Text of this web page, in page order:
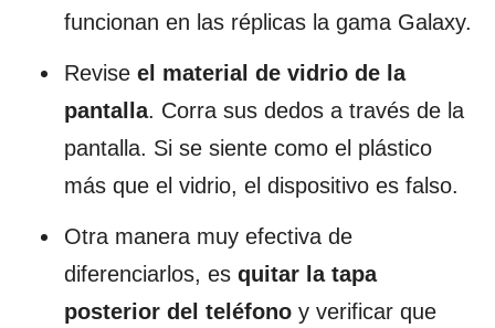
funcionan en las réplicas la gama Galaxy.
Revise el material de vidrio de la
pantalla. Corra sus dedos a través de la
pantalla. Si se siente como el plástico
más que el vidrio, el dispositivo es falso.
Otra manera muy efectiva de
diferenciarlos, es quitar la tapa
posterior del teléfono y verificar que